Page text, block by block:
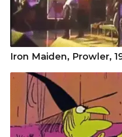
Iron Maiden, Prowler,